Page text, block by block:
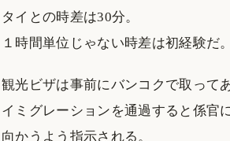
タイとの時差は30分。
１時間単位じゃない時差は初経験だ。
観光ビザは事前にバンコクで取って
イミグレーションを通過すると係官
向かうよう指示される。